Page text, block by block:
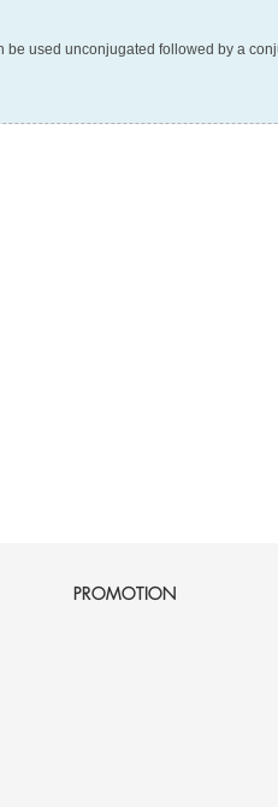
used unconjugated followed by a
PROMOTION